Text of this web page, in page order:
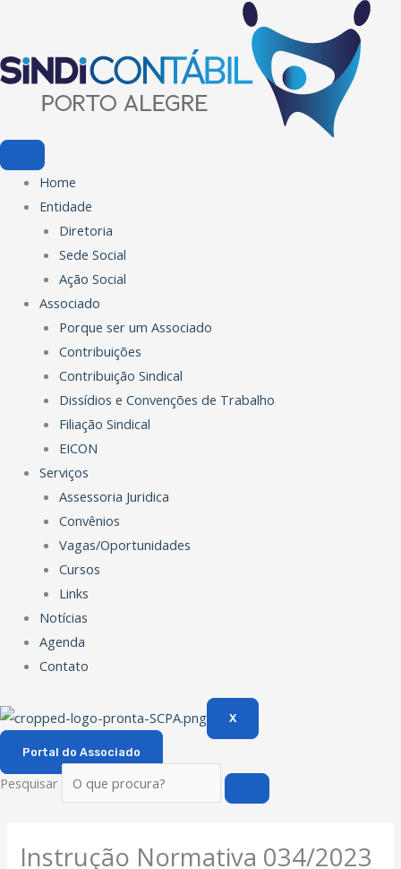
o
conteúdo
Home
Entidade
Diretoria
Sede Social
Ação Social
Associado
Porque ser um Associado
Contribuições
Contribuição Sindical
Dissídios e Convenções de Trabalho
Filiação Sindical
EICON
Serviços
Assessoria Juridica
Convênios
Vagas/Oportunidades
Cursos
Links
Notícias
Agenda
Contato
X
Portal do Associado
Pesquisar
Instrução Normativa 034/2023